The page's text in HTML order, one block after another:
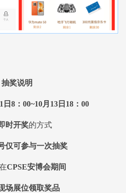
抽奖说明
日8：00~10月13日18：00
时开奖的方式
仅可参与一次抽奖
CPSE安博会期间
场展位领取奖品